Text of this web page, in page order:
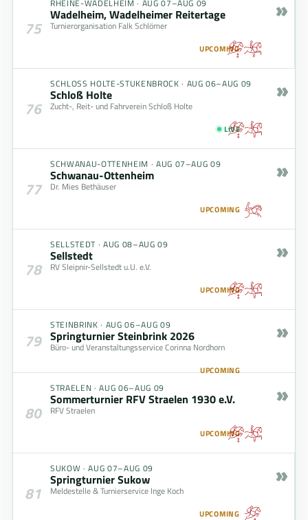
75
RHEINE-WADELHEIM · AUG 07–AUG 09
Wadelheim, Wadelheimer Reitertage
Turnierorganisation Falk Schlömer
UPCOMING
»
76
SCHLOSS HOLTE-STUKENBROCK · AUG 06–AUG 09
Schloß Holte
Zucht-, Reit- und Fahrverein Schloß Holte
LIVE
»
77
SCHWANAU-OTTENHEIM · AUG 07–AUG 09
Schwanau-Ottenheim
Dr. Mies Bethäuser
UPCOMING
»
78
SELLSTEDT · AUG 08–AUG 09
Sellstedt
RV Sleipnir-Sellstedt u.U. e.V.
UPCOMING
»
79
STEINBRINK · AUG 06–AUG 09
Springturnier Steinbrink 2026
Büro- und Veranstaltungsservice Corinna Nordhorn
UPCOMING
»
80
STRAELEN ·AUG 06–AUG 09
Sommerturnier RFV Straelen 1930 e.V.
RFV Straelen
UPCOMING
»
81
SUKOW ·AUG 07–AUG 09
Springturnier Sukow
Meldestelle & Turnierservice Inge Koch
UPCOMING
»